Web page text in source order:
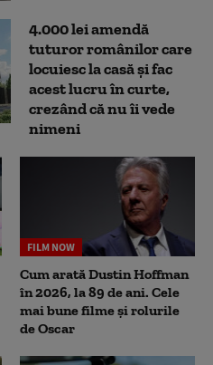
4.000 lei amendă
tuturor românilor care
locuiesc la casă și fac
acest lucru în curte,
crezând că nu îi vede
nimeni
FILM NOW
Cum arată Dustin Hoffman
în 2026, la 89 de ani. Cele
mai bune filme și rolurile
de Oscar